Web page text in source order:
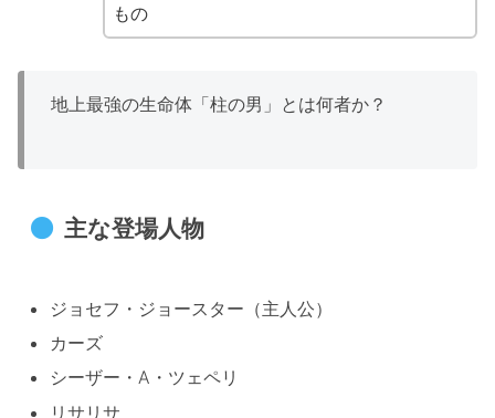
もの
地上最強の生命体「柱の男」とは何者か？
主な登場人物
ジョセフ・ジョースター（主人公）
カーズ
シーザー・A・ツェペリ
リサリサ